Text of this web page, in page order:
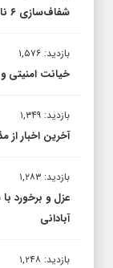
شفاف‌سازی ۶ ناشر بورسی در سامانه کدال
بازدید: ۱,۵۷۶
خیانت امنیتی و
بازدید: ۱,۳۴۹
آخرین اخبار از
بازدید: ۱,۲۸۳
عزل و برخورد
آبادانی
بازدید: ۱,۲۴۸